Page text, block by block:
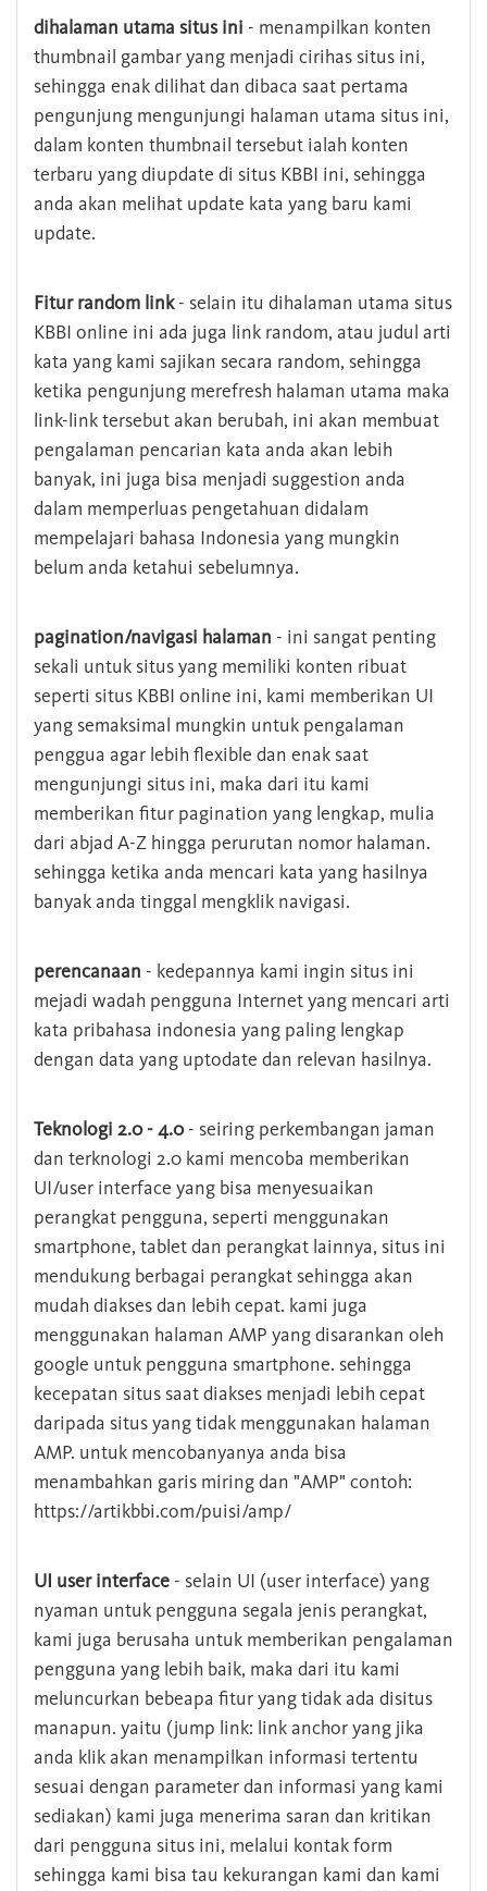
dihalaman utama situs ini - menampilkan konten
thumbnail gambar yang menjadi cirihas situs ini,
sehingga enak dilihat dan dibaca saat pertama
pengunjung mengunjungi halaman utama situs ini,
dalam konten thumbnail tersebut ialah konten
terbaru yang diupdate di situs KBBI ini, sehingga
anda akan melihat update kata yang baru kami
update.
Fitur random link- selain itu dihalaman utama situs
KBBI online ini ada juga link random, atau judul arti
kata yang kami sajikan secara random, sehingga
ketika pengunjung merefresh halaman utama maka
link-link tersebut akan berubah, ini akan membuat
pengalaman pencarian kata anda akan lebih
banyak, ini juga bisa menjadi suggestion anda
dalam memperluas pengetahuan didalam
mempelajari bahasa Indonesia yang mungkin
belum anda ketahui sebelumnya.
pagination/navigasi halaman - ini sangat penting
sekali untuk situs yang memiliki konten ribuat
seperti situs KBBI online ini, kami memberikan UI
yang semaksimal mungkin untuk pengalaman
penggua agar lebih flexible dan enak saat
mengunjungi situs ini, maka dari itu kami
memberikan fitur pagination yang lengkap, mulia
dari abjad A-Z hingga perurutan nomor halaman.
sehingga ketika anda mencari kata yang hasilnya
banyak anda tinggal mengklik navigasi.
perencanaan - kedepannya kami ingin situs ini
mejadi wadah pengguna Internet yang mencari arti
kata pribahasa indonesia yang paling lengkap
dengan data yang uptodate dan relevan hasilnya.
Teknologi 2.0 - 4.0- seiring perkembangan jaman
dan terknologi 2.0 kami mencoba memberikan
UI/user interface yang bisa menyesuaikan
perangkat pengguna, seperti menggunakan
smartphone, tablet dan perangkat lainnya, situs ini
mendukung berbagai perangkat sehingga akan
mudah diakses dan lebih cepat. kami juga
menggunakan halaman AMP yang disarankan oleh
google untuk pengguna smartphone. sehingga
kecepatan situs saat diakses menjadi lebih cepat
daripada situs yang tidak menggunakan halaman
AMP. untuk mencobanyanya anda bisa
menambahkan garis miring dan "AMP" contoh:
https://artikbbi.com/puisi/amp/
UI user interface - selain UI (user interface) yang
nyaman untuk pengguna segala jenis perangkat,
kami juga berusaha untuk memberikan pengalaman
pengguna yang lebih baik, maka dari itu kami
meluncurkan bebeapa fitur yang tidak ada disitus
manapun. yaitu (jump link: link anchor yang jika
anda klik akan menampilkan informasi tertentu
sesuai dengan parameter dan informasi yang kami
sediakan) kami juga menerima saran dan kritikan
dari pengguna situs ini, melalui kontak form
sehingga kami bisa tau kekurangan kami dan kami